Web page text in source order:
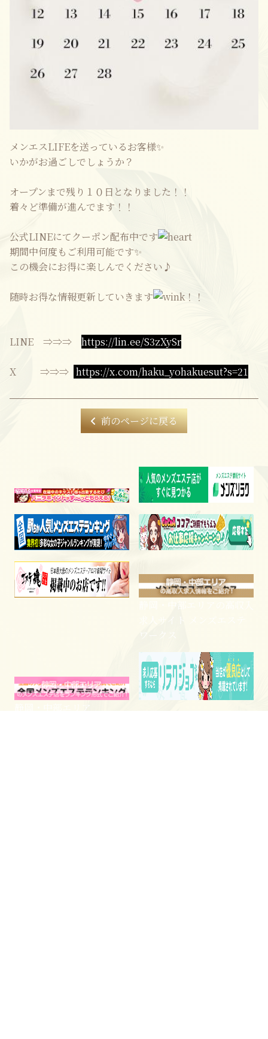
メンエスLIFEを送っているお客様✨
いかがお過ごしでしょうか？
オープンまで残り１０日となりました！！
着々ど準備が進んでます！！
公式LINEにてクーポン配布中です
期間中何度もご利用可能です✨
この機会にお得に楽しんでください♪
随時お得な情報更新していきます ！！
LINE ⇒⇒⇒ https://lin.ee/S3zXySr
X ⇒⇒⇒ https://x.com/haku_yohakuesut?s=21
前のページに戻る
静岡・中部エリアの高収入
求人サイト メンズエステ
ワークス
静岡・中部エリア